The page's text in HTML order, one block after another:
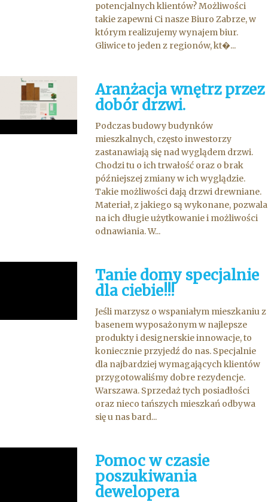
potencjalnych klientów? Możliwości
takie zapewni Ci nasze Biuro Zabrze, w
którym realizujemy wynajem biur.
Gliwice to jeden z regionów, kt�...
Aranżacja wnętrz przez
dobór drzwi.
Podczas budowy budynków
mieszkalnych, często inwestorzy
zastanawiają się nad wyglądem drzwi.
Chodzi tu o ich trwałość oraz o brak
późniejszej zmiany w ich wyglądzie.
Takie możliwości dają drzwi drewniane.
Materiał, z jakiego są wykonane, pozwala
na ich długie użytkowanie i możliwości
odnawiania. W...
Tanie domy specjalnie
dla ciebie!!!
Jeśli marzysz o wspaniałym mieszkaniu z
basenem wyposażonym w najlepsze
produkty i designerskie innowacje, to
koniecznie przyjedź do nas. Specjalnie
dla najbardziej wymagających klientów
przygotowaliśmy dobre rezydencje.
Warszawa. Sprzedaż tych posiadłości
oraz nieco tańszych mieszkań odbywa
się u nas bard...
Pomoc w czasie
poszukiwania
dewelopera